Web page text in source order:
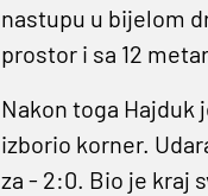
nastupu u bijelom
prostor i sa 12
Nakon toga Hajduk
izborio korner.
za - 2:0. Bio je kraj